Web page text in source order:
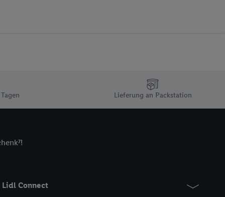
Lieferung an Packstation
Lidl Connect
E-Mail-
verfügbar ist.
und einer
diese Kennung
Dritten betrieben
speziell zur
generell zu
(nur für
Utiq